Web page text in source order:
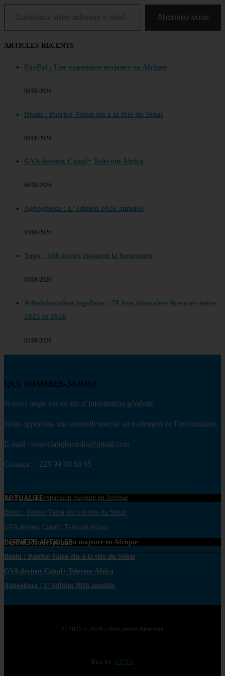
Saisissez votre adresse e-mail…
Abonnez-vous
ARTICLES RECENTS
PayPal : Une expansion majeure en Afrique
06/08/2026
Bénin : Patrice Talon élu à la tête du Sénat
06/08/2026
GVA devient Canal+ Telecom Africa
06/08/2026
Agbogboza : L’ édition 2026 annulée
05/08/2026
Togo : 160 écoles risquent la fermeture
05/08/2026
Administration togolaise : 78 fonctionnaires licenciés entre
2025 et 2026
05/08/2026
QUI SOMMES-NOUS?
Nouvel angle est un site d’information générale.
Nous apportons une nouvelle touche au traitement de l’information.
E-mail : nouvelanglemedia@gmail.com
Contact : +228 99 00 68 05
ACTUALITE
PayPal : Une expansion majeure en Afrique
Bénin : Patrice Talon élu à la tête du Sénat
GVA devient Canal+ Telecom Africa
DERNIERS ARTICLES
PayPal : Une expansion majeure en Afrique
Bénin : Patrice Talon élu à la tête du Sénat
GVA devient Canal+ Telecom Africa
Agbogboza : L’ édition 2026 annulée
© 2022 – 2026 | Tous droits Réservés
Run by OTIYA